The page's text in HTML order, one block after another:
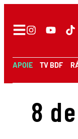
APOIE TV BDF
8